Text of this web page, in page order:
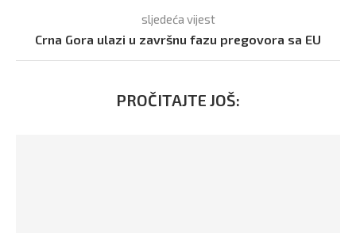
sljedeća vijest
Crna Gora ulazi u završnu fazu pregovora sa EU
PROČITAJTE JOŠ: